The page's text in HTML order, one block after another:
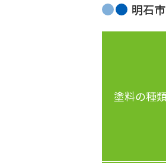
明石
塗料の種類